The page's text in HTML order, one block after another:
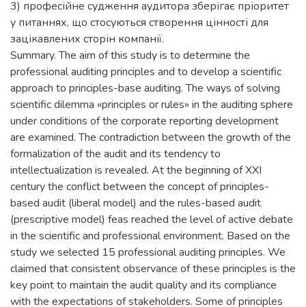
3) професійне судження аудитора зберігає пріоритет
у питаннях, що стосуються створення цінності для
зацікавлених сторін компанії.
Summary. The aim of this study is to determine the
professional auditing principles and to develop a scientific
approach to principles-base auditing. The ways of solving
scientific dilemma «principles or rules» in the auditing sphere
under conditions of the corporate reporting development
are examined. The contradiction between the growth of the
formalization of the audit and its tendency to
intellectualization is revealed. At the beginning of XXI
century the conflict between the concept of principles-
based audit (liberal model) and the rules-based audit
(prescriptive model) feas reached the level of active debate
in the scientific and professional environment. Based on the
study we selected 15 professional auditing principles. We
claimed that consistent observance of these principles is the
key point to maintain the audit quality and its compliance
with the expectations of stakeholders. Some of principles